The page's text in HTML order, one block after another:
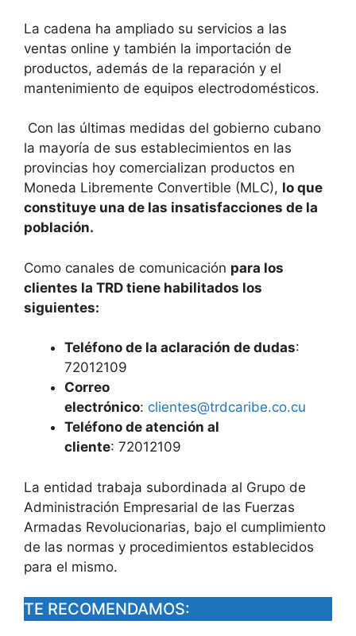
La cadena ha ampliado su servicios a las
ventas online y también la importación de
productos, además de la reparación y el
mantenimiento de equipos electrodomésticos.
Con las últimas medidas del gobierno cubano
la mayoría de sus establecimientos en las
provincias hoy comercializan productos en
Moneda Libremente Convertible (MLC), lo que
constituye una de las insatisfacciones de la
población.
Como canales de comunicación para los
clientes la TRD tiene habilitados los
siguientes:
Teléfono de la aclaración de dudas:
72012109
Correo
electrónico: clientes@trdcaribe.co.cu
Teléfono de atención al
cliente: 72012109
La entidad trabaja subordinada al Grupo de
Administración Empresarial de las Fuerzas
Armadas Revolucionarias, bajo el cumplimiento
de las normas y procedimientos establecidos
para el mismo.
TE RECOMENDAMOS: